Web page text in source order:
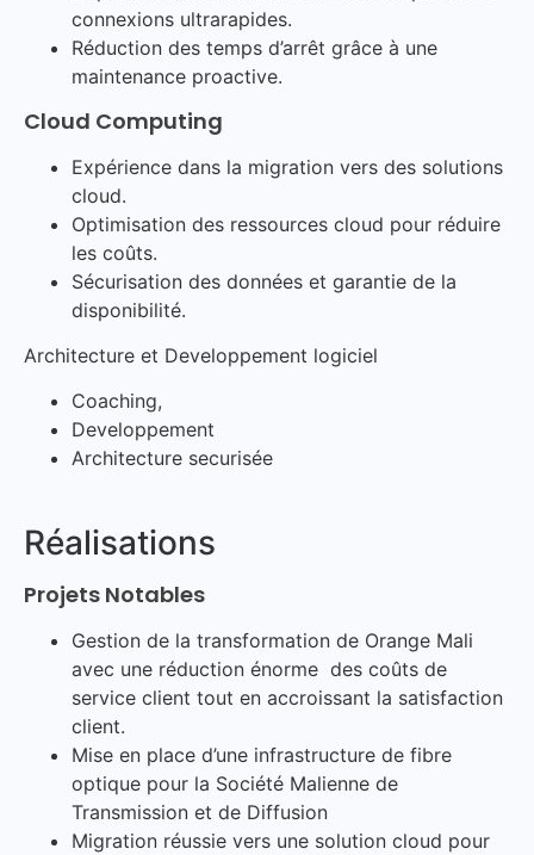
connexions ultrarapides.
Réduction des temps d’arrêt grâce à une
maintenance proactive.
Cloud Computing
Expérience dans la migration vers des solutions
cloud.
Optimisation des ressources cloud pour réduire
les coûts.
Sécurisation des données et garantie de la
disponibilité.
Architecture et Developpement logiciel
Coaching,
Developpement
Architecture securisée
Réalisations
Projets Notables
Gestion de la transformation de Orange Mali
avec une réduction énorme des coûts de
service client tout en accroissant la satisfaction
client.
Mise en place d’une infrastructure de fibre
optique pour la Société Malienne de
Transmission et de Diffusion
Migration réussie vers une solution cloud pour